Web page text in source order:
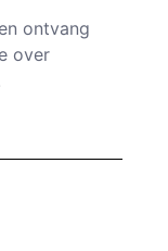
ontvang
over